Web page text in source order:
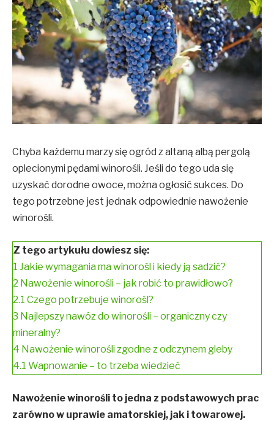
Chyba każdemu marzy się ogród z altaną albą pergolą
oplecionymi pędami winorośli. Jeśli do tego uda się
uzyskać dorodne owoce, można ogłosić sukces. Do
tego potrzebne jest jednak odpowiednie nawożenie
winorośli.
Z tego artykułu dowiesz się:
1 Jakie wymagania ma winorośl i kiedy ją sadzić?
2 Nawożenie winorośli – jak robić to prawidłowo?
2.1 Czego potrzebuje winorośl?
3 Najlepszy nawóz do winorośli – organiczny czy
mineralny?
4 Nawożenie winorośli zgodne z odczynem gleby
4.1 Wapnowanie – to trzeba wiedzieć
Nawożenie winorośli to jedna z podstawowych prac
zarówno w uprawie amatorskiej, jak i towarowej.